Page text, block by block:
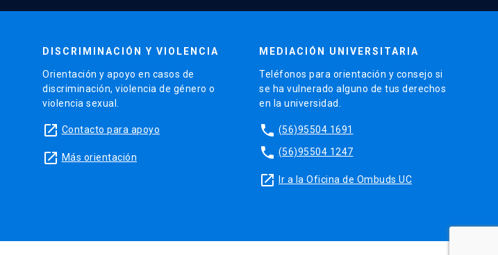
DISCRIMINACIÓN Y VIOLENCIA
Orientación y apoyo en casos de
discriminación, violencia de género o
violencia sexual.
launch Contacto para apoyo
launch Más orientación
MEDIACIÓN UNIVERSITARIA
Teléfonos para orientación y consejo si
se ha vulnerado alguno de tus derechos
en la universidad.
phone (56)95504 1691
phone (56)95504 1247
launch Ir a la Oficina de Ombuds UC